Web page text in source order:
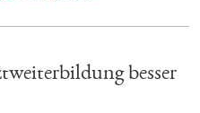
besser